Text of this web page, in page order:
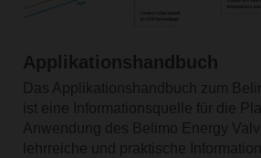
Applikationshandbuch
Das Applikationshandbuch zum
ist eine Informationsquelle für die
Anwendung des Belimo Energy
lehrreiche und praktische